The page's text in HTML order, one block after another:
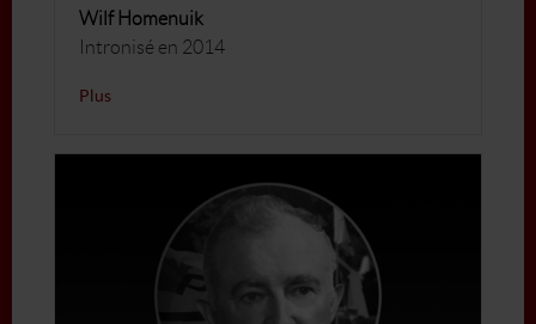
Wilf Homenuik
Intronisé en 2014
Plus